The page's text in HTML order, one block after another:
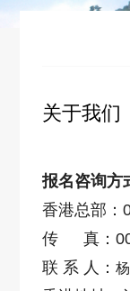
关于我们
报名咨询方
香港总部：
传 真：
联 系 人：